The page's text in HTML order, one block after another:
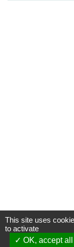
This site uses
to activate
OK, accept all